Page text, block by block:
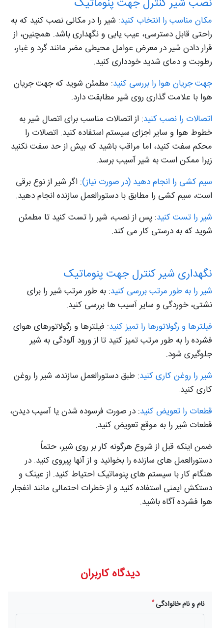
نصب شیر کنترل جهت پنوماتیک
مکان مناسب را انتخاب کنید: شیر را در مکانی نصب کنید که به
راحتی قابل دسترسی، عیب یابی و نگهداری باشد. همچنین، از
قرار دادن شیر در معرض عوامل محیطی مضر مانند گرد و غبار،
رطوبت و دمای شدید خودداری کنید.
جهت جریان هوا را بررسی کنید: مطمئن شوید که جهت جریان
هوا با علامت گذاری روی شیر مطابقت دارد.
اتصالات را نصب کنید: از اتصالات مناسب برای اتصال شیر به
خطوط هوا و سایر اجزای سیستم استفاده کنید. اتصالات را
محکم سفت کنید، اما مراقب باشید که بیش از حد سفت نکنید
زیرا ممکن است به شیر آسیب برسد.
سیم کشی را انجام دهید (در صورت نیاز): اگر شیر از نوع برقی
است، سیم کشی را مطابق با دستورالعمل سازنده انجام دهید.
شیر را تست کنید: پس از نصب، شیر را تست کنید تا مطمئن
شوید که به درستی کار می کند.
نگهداری شیر کنترل جهت پنوماتیک
شیر را به طور مرتب بررسی کنید: به طور مرتب شیر را برای
نشتی، خوردگی و سایر آسیب ها بررسی کنید.
فیلترها و رگولاتورها را تمیز کنید: فیلترها و رگولاتورهای هوای
فشرده را به طور مرتب تمیز کنید تا از ورود آلودگی به شیر
جلوگیری شود.
شیر را روغن کاری کنید: طبق دستورالعمل سازنده، شیر را روغن
کاری کنید.
قطعات را تعویض کنید: در صورت فرسوده شدن یا آسیب دیدن،
قطعات شیر را به موقع تعویض کنید.
ضمن اینکه قبل از شروع هرگونه کار بر روی شیر، حتماً
دستورالعمل های سازنده را بخوانید و از آنها پیروی کنید. در
هنگام کار با سیستم های پنوماتیک احتیاط کنید. از عینک و
دستکش ایمنی استفاده کنید و از خطرات احتمالی مانند انفجار
هوا فشرده آگاه باشید.
دیدگاه کاربران
نام و نام خانوادگی*